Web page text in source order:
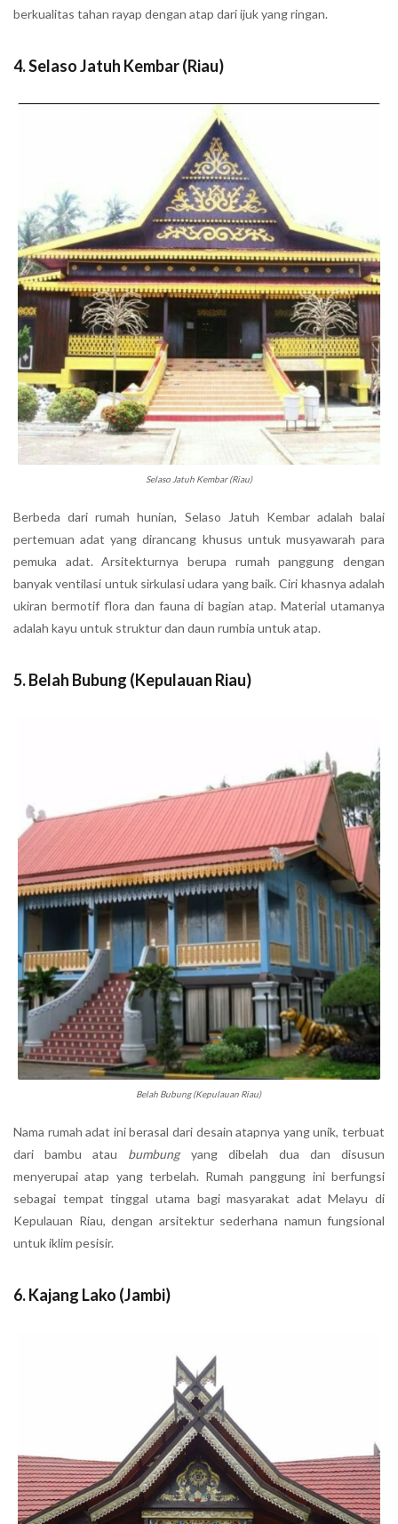
berkualitas tahan rayap dengan atap dari ijuk yang ringan.
4. Selaso Jatuh Kembar (Riau)
Selaso Jatuh Kembar (Riau)
Berbeda dari rumah hunian, Selaso Jatuh Kembar adalah balai
pertemuan adat yang dirancang khusus untuk musyawarah para
pemuka adat. Arsitekturnya berupa rumah panggung dengan
banyak ventilasi untuk sirkulasi udara yang baik. Ciri khasnya adalah
ukiran bermotif flora dan fauna di bagian atap. Material utamanya
adalah kayu untuk struktur dan daun rumbia untuk atap.
5. Belah Bubung (Kepulauan Riau)
Belah Bubung (Kepulauan Riau)
Nama rumah adat ini berasal dari desain atapnya yang unik, terbuat
dari bambu atau bumbungyang dibelah dua dan disusun
menyerupai atap yang terbelah. Rumah panggung ini berfungsi
sebagai tempat tinggal utama bagi masyarakat adat Melayu di
Kepulauan Riau, dengan arsitektur sederhana namun fungsional
untuk iklim pesisir.
6. Kajang Lako (Jambi)